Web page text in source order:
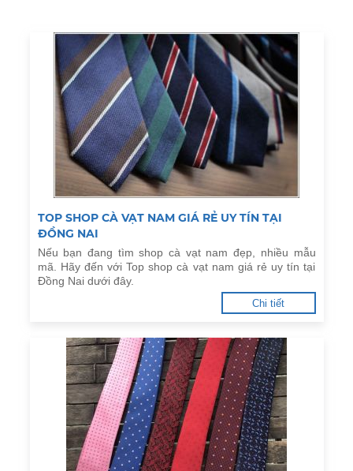
TOP SHOP CÀ VẠT NAM GIÁ RẺ UY TÍN TẠI
ĐỒNG NAI
Nếu bạn đang tìm shop cà vạt nam đẹp, nhiều mẫu
mã. Hãy đến với Top shop cà vạt nam giá rẻ uy tín tại
Đồng Nai dưới đây.
Chi tiết